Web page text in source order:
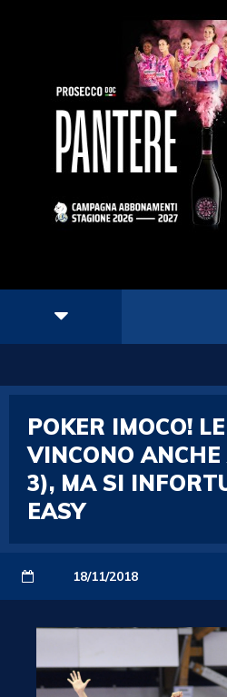
POKER IMOCO!
VINCONO
3), MA SI
EASY
18/11/2018